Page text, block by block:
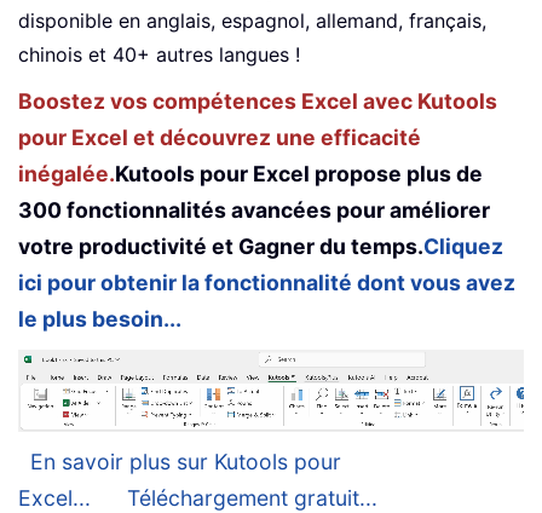
disponible en anglais, espagnol, allemand, français,
chinois et 40+ autres langues !
Boostez vos compétences Excel avec Kutools
pour Excel et découvrez une efficacité
inégalée.Kutools pour Excel propose plus de
300 fonctionnalités avancées pour améliorer
votre productivité et Gagner du temps.Cliquez
ici pour obtenir la fonctionnalité dont vous avez
le plus besoin...
En savoir plus sur Kutools pour
Excel...
Téléchargement gratuit...